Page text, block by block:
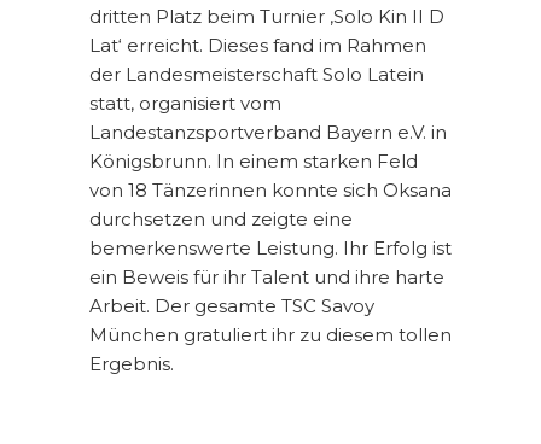
dritten Platz beim Turnier ‚Solo Kin II D
Lat‘ erreicht. Dieses fand im Rahmen
der Landesmeisterschaft Solo Latein
statt, organisiert vom
Landestanzsportverband Bayern e.V. in
Königsbrunn. In einem starken Feld
von 18 Tänzerinnen konnte sich Oksana
durchsetzen und zeigte eine
bemerkenswerte Leistung. Ihr Erfolg ist
ein Beweis für ihr Talent und ihre harte
Arbeit. Der gesamte TSC Savoy
München gratuliert ihr zu diesem tollen
Ergebnis.